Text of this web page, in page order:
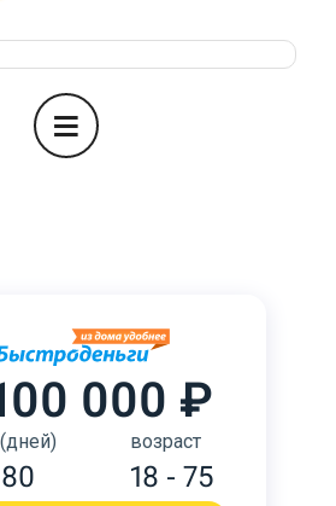
000 ₽
возраст
18 - 75